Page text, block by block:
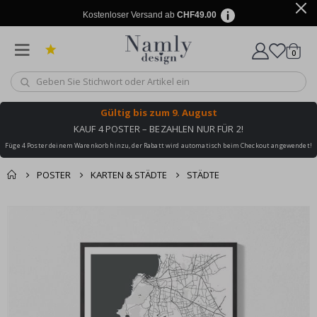
Kostenloser Versand ab CHF49.00
Wagen
0
Gültig bis zum 9. August
KAUF 4 POSTER – BEZAHLEN NUR FÜR 2!
Füge 4 Poster deinem Warenkorb hinzu, der Rabatt wird automatisch beim Checkout angewendet!
POSTER KARTEN & STÄDTE STÄDTE